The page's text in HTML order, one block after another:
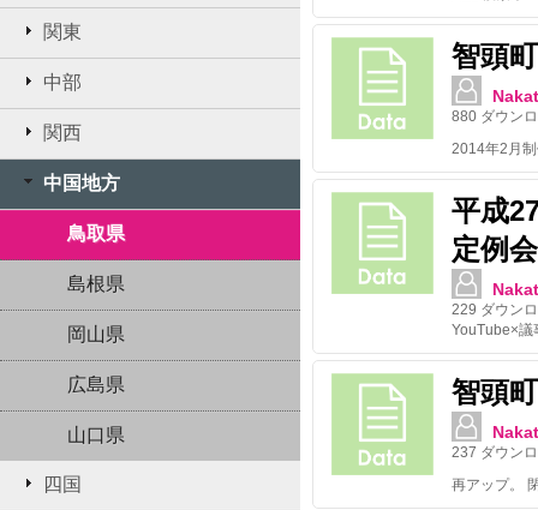
関東
中部
関西
中国地方
鳥取県
島根県
岡山県
広島県
山口県
四国
智頭
880 ダウン
平成
定例
229 ダウン
YouTube×議
智頭
237 ダウン
再アップ。